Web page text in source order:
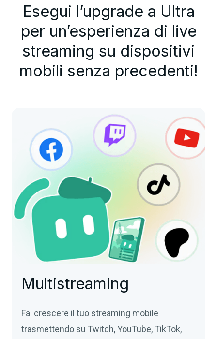
Esegui l’upgrade a Ultra
per un’esperienza di live
streaming su dispositivi
mobili senza precedenti!
Multistreaming
Fai crescere il tuo streaming mobile
trasmettendo su Twitch, YouTube, TikTok,